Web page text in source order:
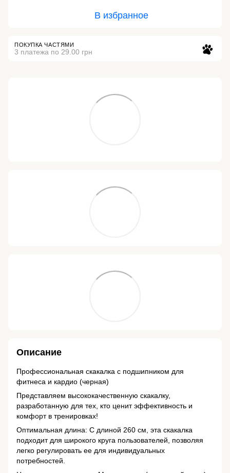
В избранное
ПОКУПКА ЧАСТЯМИ
3 платежа по 29.00 грн
Описание
Профессиональная скакалка с подшипником для
фитнеса и кардио (черная)
Представляем высококачественную скакалку,
разработанную для тех, кто ценит эффективность и
комфорт в тренировках!
Оптимальная длина: С длиной 260 см, эта скакалка
подходит для широкого круга пользователей, позволяя
легко регулировать ее для индивидуальных
потребностей.